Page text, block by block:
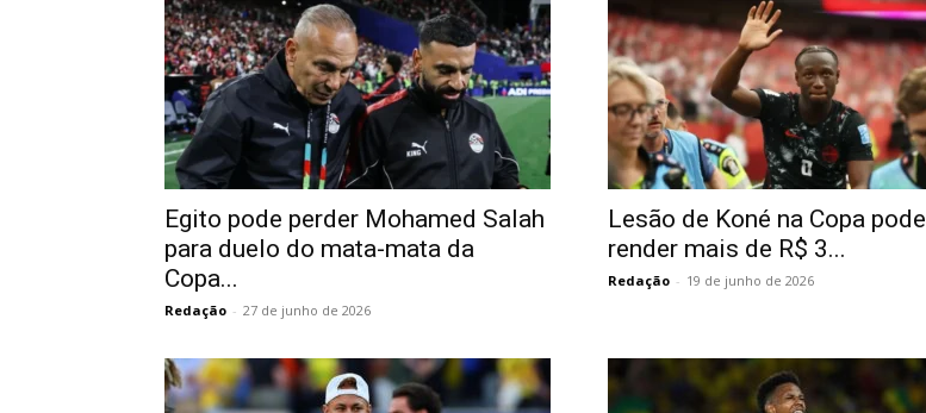
Egito pode perder Mohamed Salah
para duelo do mata-mata da
Copa...
Redação - 27 de junho de 2026
Lesão de Koné na Copa pode
render mais de R$ 3...
Redação - 19 de junho de 2026